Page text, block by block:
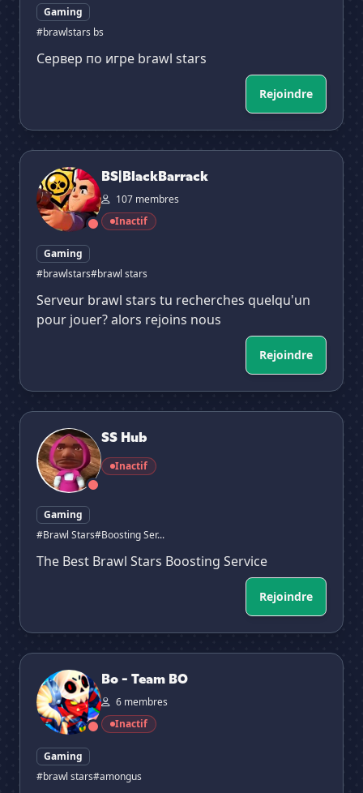
Gaming
#brawlstars bs
Сервер по игре brawl stars
Rejoindre
BS|BlackBarrack
BS|BlackBarrack
107 membres
Inactif
Gaming
#brawlstars#brawl stars
Serveur brawl stars tu recherches quelqu'un
pour jouer? alors rejoins nous
Rejoindre
SS Hub
SS Hub
Inactif
Gaming
#Brawl Stars#Boosting Ser...
The Best Brawl Stars Boosting Service
Rejoindre
Bo - Team BO
Bo - Team BO
6 membres
Inactif
Gaming
#brawl stars#amongus